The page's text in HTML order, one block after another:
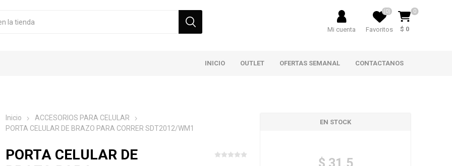
Mi cuenta Favoritos
(0) 0
$ 0
INICIO OUTLET OFERTAS SEMANAL CONTACTANOS
Inicio
ACCESORIOS PARA CELULAR
PORTA CELULAR DE BRAZO PARA CORRER SDT2012/WM1
PORTA CELULAR DE
EN STOCK
$ 31,5